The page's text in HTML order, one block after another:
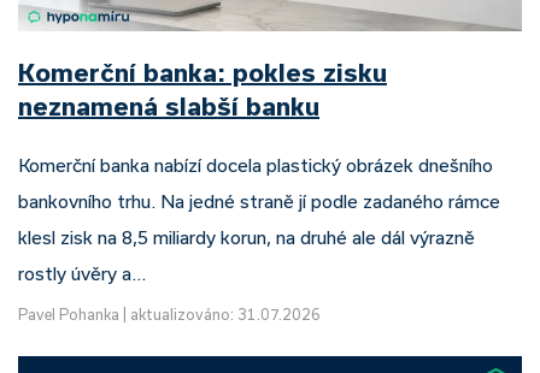
Komerční banka: pokles zisku
neznamená slabší banku
Komerční banka nabízí docela plastický obrázek dnešního
bankovního trhu. Na jedné straně jí podle zadaného rámce
klesl zisk na 8,5 miliardy korun, na druhé ale dál výrazně
rostly úvěry a…
Pavel Pohanka aktualizováno: 31.07.2026